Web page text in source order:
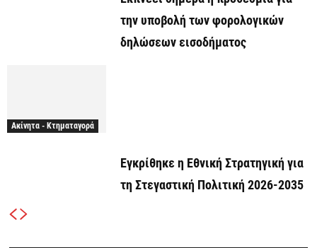
την υποβολή των φορολογικών
δηλώσεων εισοδήματος
Ακίνητα - Κτηματαγορά
Εγκρίθηκε η Εθνική Στρατηγική για
τη Στεγαστική Πολιτική 2026-2035